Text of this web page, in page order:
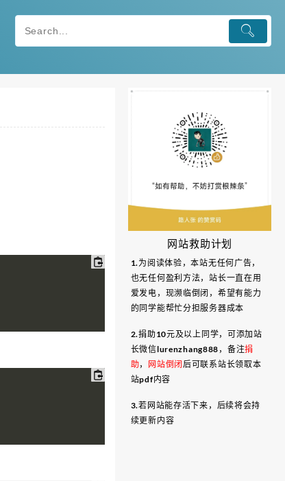
网站救助计划
1.为阅读体验，本站无任何广告，
也无任何盈利方法，站长一直在用
爱发电，现濒临倒闭，希望有能力
的同学能帮忙分担服务器成本
2.捐助10元及以上同学，可添加站
长微信lurenzhang888，备注捐
助， 网站倒闭 后可联系站长领取本
站pdf内容
3.若网站能存活下来，后续将会持
续更新内容